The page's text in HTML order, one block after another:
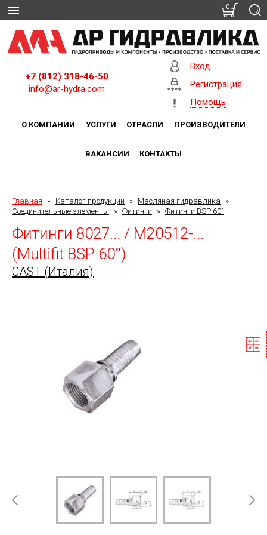
+7 (812) 318-46-50
info@ar-hydra.com
Вход
Регистрация
Помощь
О КОМПАНИИ УСЛУГИ ОТРАСЛИ ПРОИЗВОДИТЕЛИ
ВАКАНСИИ КОНТАКТЫ
Главная » Каталог продукции » Масляная гидравлика
»
Соединительные элементы
» Фитинги » Фитинги BSP 60°
Фитинги 8027... / M20512-...
(Multifit BSP 60°)
CAST (Италия)
0